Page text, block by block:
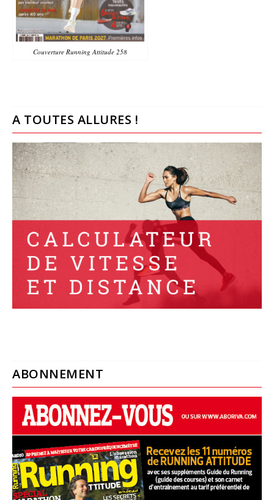
Couverture Running Attitude 258
A TOUTES ALLURES !
ABONNEMENT